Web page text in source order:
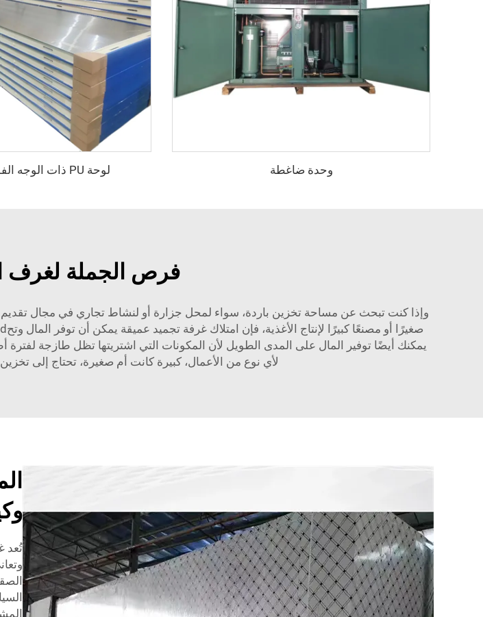
وحدة ضاغطة لوحة PU ذات الوجه الفولاذي الصدأي
فرص الجملة لغرف
وإذا كنت تبحث عن مساحة تخزين باردة، سواء لمحل جزارة أو لنشاط تجاري في مجال تقديم
لأي نوع من الأعمال، كبيرة كانت أم صغيرة، تحتاج إلى
تُعد